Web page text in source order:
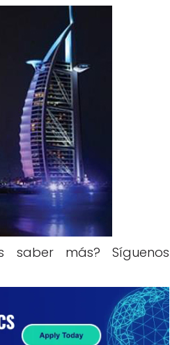
más? Síguenos